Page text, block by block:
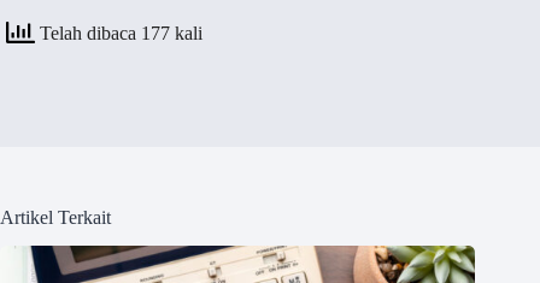
Telah dibaca 177 kali
Artikel Terkait